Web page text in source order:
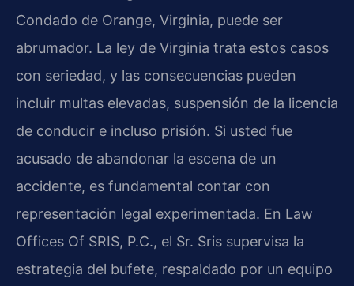
Condado de Orange, Virginia, puede ser
abrumador. La ley de Virginia trata estos casos
con seriedad, y las consecuencias pueden
incluir multas elevadas, suspensión de la licencia
de conducir e incluso prisión. Si usted fue
acusado de abandonar la escena de un
accidente, es fundamental contar con
representación legal experimentada. En Law
Offices Of SRIS, P.C., el Sr. Sris supervisa la
estrategia del bufete, respaldado por un equipo